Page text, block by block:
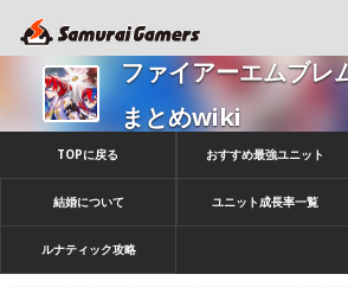
ファイアーエムブレ
まとめwiki
TOPに戻る おすすめ最強ユニット
結婚について ユニット成長率一覧
ルナティック攻略